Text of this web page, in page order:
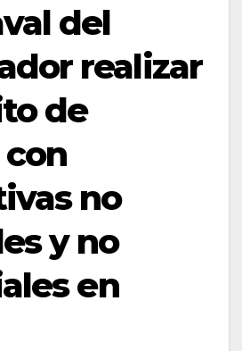
del
realizar
de
no
y no
en